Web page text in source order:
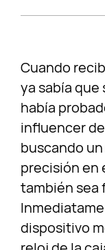
Cuando
ya sabía
había
influencer
buscando
precisión en
también sea
dispositivo